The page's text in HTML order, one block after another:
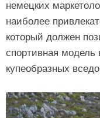
немецких
наиболее
который должен
спортивная модель
купеобразных